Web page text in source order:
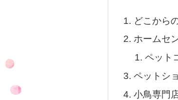
どこから
ホームセ
ペット
ペットシ
小鳥専門